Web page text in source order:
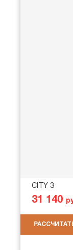
CITY 3
31 140